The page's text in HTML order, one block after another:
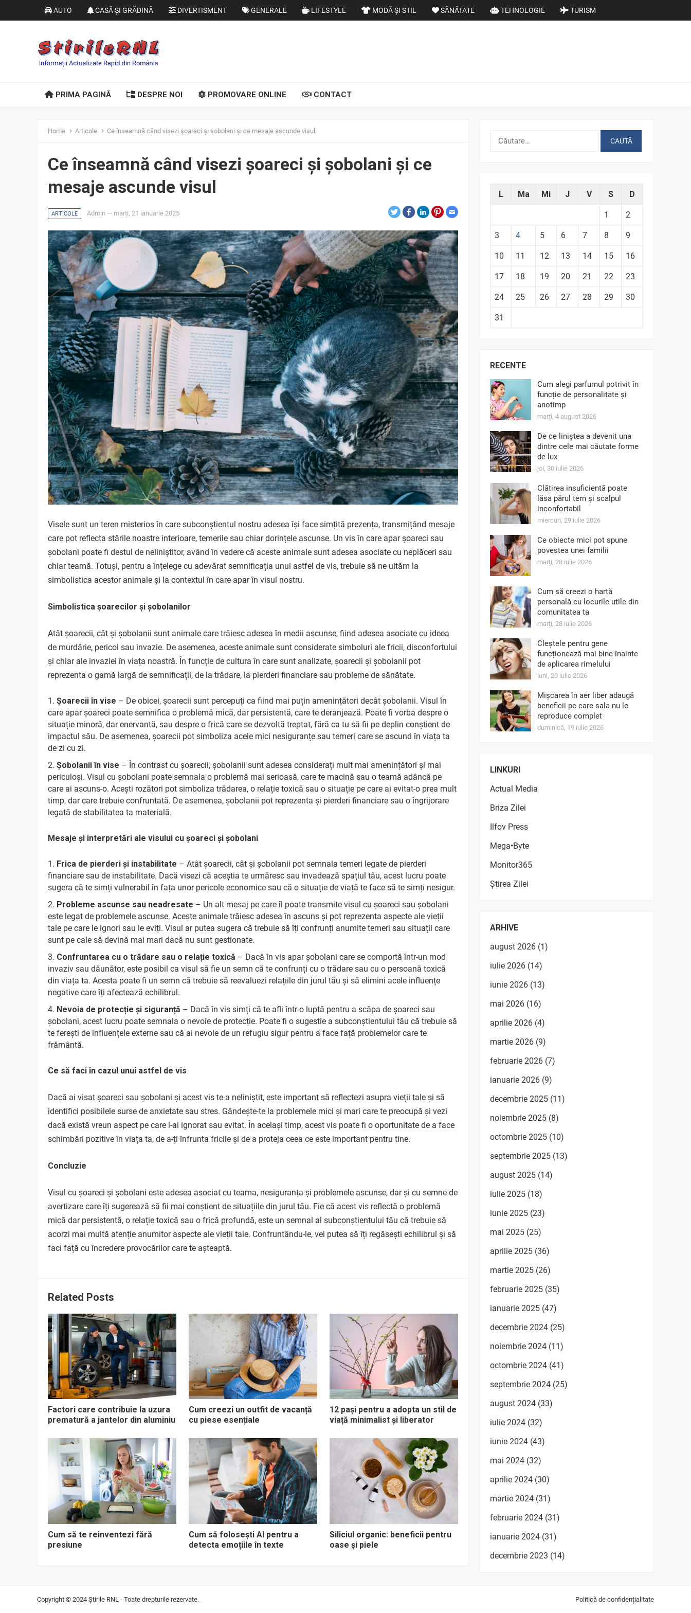
AUTO CASĂ ȘI GRĂDINĂ DIVERTISMENT GENERALE LIFESTYLE MODĂ ȘI STIL SĂNĂTATE TEHNOLOGIE TURISM
PRIMA PAGINĂ DESPRE NOI PROMOVARE ONLINE CONTACT
Home Articole Ce înseamnă când visezi șoareci și șobolani și ce mesaje ascunde visul
Ce înseamnă când visezi șoareci și șobolani și ce
mesaje ascunde visul
ARTICOLE Admin — marți, 21 ianuarie 2025
Visele sunt un teren misterios în care subconștientul nostru adesea își face simțită prezența, transmițând mesaje
care pot reflecta stările noastre interioare, temerile sau chiar dorințele ascunse. Un vis în care apar șoareci sau
șobolani poate fi destul de neliniștitor, având în vedere că aceste animale sunt adesea asociate cu neplăceri sau
chiar teamă. Totuși, pentru a înțelege cu adevărat semnificația unui astfel de vis, trebuie să ne uităm la
simbolistica acestor animale și la contextul în care apar în visul nostru.
Simbolistica șoarecilor și șobolanilor
Atât șoarecii, cât și șobolanii sunt animale care trăiesc adesea în medii ascunse, fiind adesea asociate cu ideea
de murdărie, pericol sau invazie. De asemenea, aceste animale sunt considerate simboluri ale fricii, disconfortului
și chiar ale invaziei în viața noastră. În funcție de cultura în care sunt analizate, șoarecii și șobolanii pot
reprezenta o gamă largă de semnificații, de la trădare, la pierderi financiare sau probleme de sănătate.
Șoarecii în vise – De obicei, șoarecii sunt percepuți ca fiind mai puțin amenințători decât șobolanii. Visul în
care apar șoareci poate semnifica o problemă mică, dar persistentă, care te deranjează. Poate fi vorba despre o
situație minoră, dar enervantă, sau despre o frică care se dezvoltă treptat, fără ca tu să fii pe deplin conștient de
impactul său. De asemenea, șoarecii pot simboliza acele mici nesiguranțe sau temeri care se ascund în viața ta
de zi cu zi.
Șobolanii în vise – În contrast cu șoarecii, șobolanii sunt adesea considerați mult mai amenințători și mai
periculoși. Visul cu șobolani poate semnala o problemă mai serioasă, care te macină sau o teamă adâncă pe
care ai ascuns-o. Acești rozători pot simboliza trădarea, o relație toxică sau o situație pe care ai evitat-o prea mult
timp, dar care trebuie confruntată. De asemenea, șobolanii pot reprezenta și pierderi financiare sau o îngrijorare
legată de stabilitatea ta materială.
Mesaje și interpretări ale visului cu șoareci și șobolani
Frica de pierderi și instabilitate – Atât șoarecii, cât și șobolanii pot semnala temeri legate de pierderi
financiare sau de instabilitate. Dacă visezi că aceștia te urmăresc sau invadează spațiul tău, acest lucru poate
sugera că te simți vulnerabil în fața unor pericole economice sau că o situație de viață te face să te simți nesigur.
Probleme ascunse sau neadresate – Un alt mesaj pe care îl poate transmite visul cu șoareci sau șobolani
este legat de problemele ascunse. Aceste animale trăiesc adesea în ascuns și pot reprezenta aspecte ale vieții
tale pe care le ignori sau le eviți. Visul ar putea sugera că trebuie să îți confrunți anumite temeri sau situații care
sunt pe cale să devină mai mari dacă nu sunt gestionate.
Confruntarea cu o trădare sau o relație toxică – Dacă în vis apar șobolani care se comportă într-un mod
invaziv sau dăunător, este posibil ca visul să fie un semn că te confrunți cu o trădare sau cu o persoană toxică
din viața ta. Acesta poate fi un semn că trebuie să reevaluezi relațiile din jurul tău și să elimini acele influențe
negative care îți afectează echilibrul.
Nevoia de protecție și siguranță – Dacă în vis simți că te afli într-o luptă pentru a scăpa de șoareci sau
șobolani, acest lucru poate semnala o nevoie de protecție. Poate fi o sugestie a subconștientului tău că trebuie să
te ferești de influențele externe sau că ai nevoie de un refugiu sigur pentru a face față problemelor care te
frământă.
Ce să faci în cazul unui astfel de vis
Dacă ai visat șoareci sau șobolani și acest vis te-a neliniștit, este important să reflectezi asupra vieții tale și să
identifici posibilele surse de anxietate sau stres. Gândește-te la problemele mici și mari care te preocupă și vezi
dacă există vreun aspect pe care l-ai ignorat sau evitat. În același timp, acest vis poate fi o oportunitate de a face
schimbări pozitive în viața ta, de a-ți înfrunta fricile și de a proteja ceea ce este important pentru tine.
Concluzie
Visul cu șoareci și șobolani este adesea asociat cu teama, nesiguranța și problemele ascunse, dar și cu semne de
avertizare care îți sugerează să fii mai conștient de situațiile din jurul tău. Fie că acest vis reflectă o problemă
mică dar persistentă, o relație toxică sau o frică profundă, este un semnal al subconștientului tău că trebuie să
acorzi mai multă atenție anumitor aspecte ale vieții tale. Confruntându-le, vei putea să îți regăsești echilibrul și să
faci față cu încredere provocărilor care te așteaptă.
Related Posts
Factori care contribuie la uzura
prematură a jantelor din aluminiu
Cum creezi un outfit de vacanță
cu piese esențiale
12 pași pentru a adopta un stil de
viață minimalist și liberator
Cum să te reinventezi fără
presiune
Cum să folosești AI pentru a
detecta emoțiile în texte
Siliciul organic: beneficii pentru
oase și piele
Caută
L Ma Mi J V S D
1 2
3 4 5 6 7 8 9
10 11 12 13 14 15 16
17 18 19 20 21 22 23
24 25 26 27 28 29 30
31
RECENTE
Cum alegi parfumul potrivit în
funcție de personalitate și
anotimp
marți, 4 august 2026
De ce liniștea a devenit una
dintre cele mai căutate forme
de lux
joi, 30 iulie 2026
Clătirea insuficientă poate
lăsa părul tern și scalpul
inconfortabil
miercuri, 29 iulie 2026
Ce obiecte mici pot spune
povestea unei familii
marți, 28 iulie 2026
Cum să creezi o hartă
personală cu locurile utile din
comunitatea ta
marți, 28 iulie 2026
Cleștele pentru gene
funcționează mai bine înainte
de aplicarea rimelului
luni, 20 iulie 2026
Mișcarea în aer liber adaugă
beneficii pe care sala nu le
reproduce complet
duminică, 19 iulie 2026
LINKURI
Actual Media
Briza Zilei
Ilfov Press
Mega•Byte
Monitor365
Știrea Zilei
ARHIVE
august 2026 (1)
iulie 2026 (14)
iunie 2026 (13)
mai 2026 (16)
aprilie 2026 (4)
martie 2026 (9)
februarie 2026 (7)
ianuarie 2026 (9)
decembrie 2025 (11)
noiembrie 2025 (8)
octombrie 2025 (10)
septembrie 2025 (13)
august 2025 (14)
iulie 2025 (18)
iunie 2025 (23)
mai 2025 (25)
aprilie 2025 (36)
martie 2025 (26)
februarie 2025 (35)
ianuarie 2025 (47)
decembrie 2024 (25)
noiembrie 2024 (11)
octombrie 2024 (41)
septembrie 2024 (25)
august 2024 (33)
iulie 2024 (32)
iunie 2024 (43)
mai 2024 (32)
aprilie 2024 (30)
martie 2024 (31)
februarie 2024 (31)
ianuarie 2024 (31)
decembrie 2023 (14)
Copyright © 2024 Știrile RNL - Toate drepturile rezervate. Politică de confidențialitate